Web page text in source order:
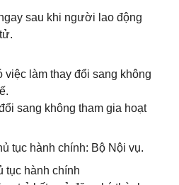
sau khi người lao động
làm thay đổi sang không
sang không tham gia hoạt
tục hành chính: Bộ Nội vụ.
tục hành chính